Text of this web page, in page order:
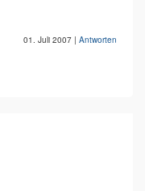
01. Juli 2007 | Antworten